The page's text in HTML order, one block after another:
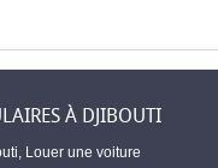
À DJIBOUTI
Louer une voiture